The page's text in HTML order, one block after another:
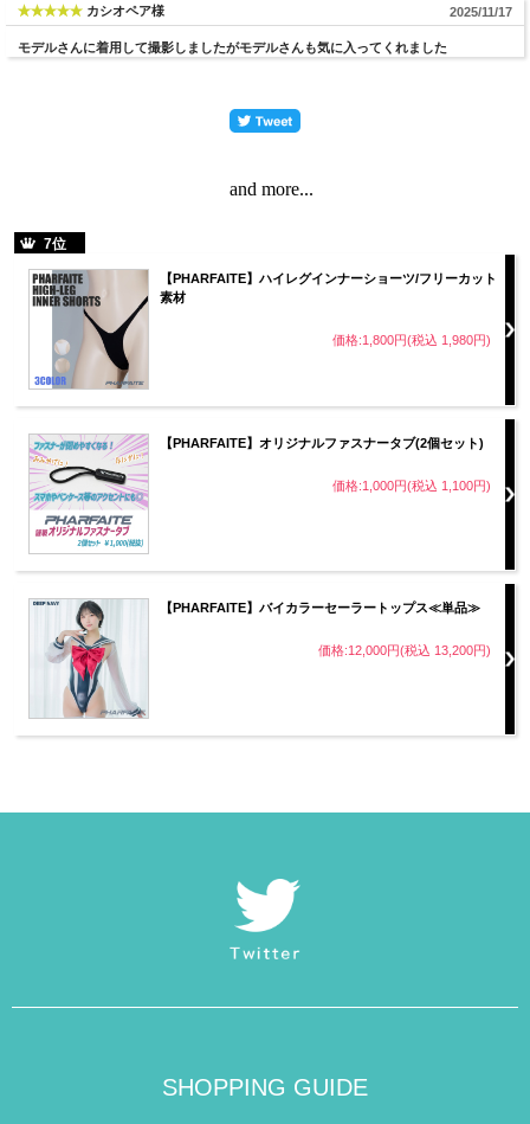
＝＝＝＝＝＝＝＝＝
立体感を演出しながら、シンプルにまとめ上げた三角ブ
カシオペア様 2025/11/17
モデルさんに着用して撮影しましたがモデルさんも気に入ってくれました
and more...
7位
【PHARFAITE】ハイレグインナーショーツ/フリーカット
素材
価格:1,800円(税込 1,980円)
【PHARFAITE】オリジナルファスナータブ(2個セット)
価格:1,000円(税込 1,100円)
【PHARFAITE】バイカラーセーラートップス≪単品≫
価格:12,000円(税込 13,200円)
SHOPPING GUIDE